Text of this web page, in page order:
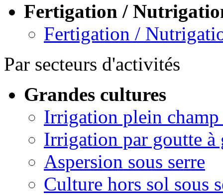
Fertigation /
Fertigation /
Par secteurs d'activités
Grandes cultures
Irrigation plein champ
Irrigation par goutte à
Aspersion sous serre
Culture hors sol sous